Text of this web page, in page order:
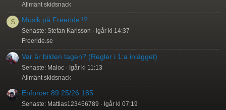
Allmänt skidsnack
S Musik på Freeride !?
Senaste: Stefan Karlsson
Igår kl 14:37
Freeride.se
Var är bilden tagen? (Regler i 1:a inlägget)
Senaste: Maloc
Igår kl 11:13
Allmänt skidsnack
Enforcer 89 25/26 185
Senaste: Mattias123456789
Igår kl 07:19